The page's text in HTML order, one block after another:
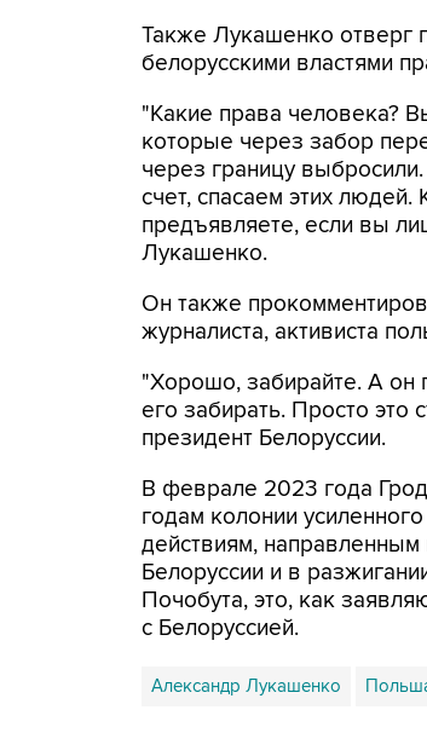
Также Лукашенко отверг
белорусскими властями
"Какие права человека?
которые через забор
через границу
счет, спасаем этих
предъявляете, если вы
Лукашенко.
Он также
журналиста, активиста
"Хорошо, забирайте. А он
его забирать. Просто это
президент Белоруссии.
В феврале 2023 года
годам колонии
действиям, направленным
Белоруссии и в
Почобута, это, как
с Белоруссией.
Александр Лукашенко